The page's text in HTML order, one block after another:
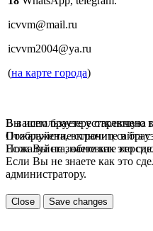
icvvm@mail.ru
icvvm2004@ya.ru
(на карте города)
В вашем браузере отключена
Пожалуйста, включите в
Если Вы не знаете как это
Вы используете устаревшую
Отображение страниц сайта
Пожалуйста, обновите
Если Вы не знаете как это
администратору.
Close Save changes